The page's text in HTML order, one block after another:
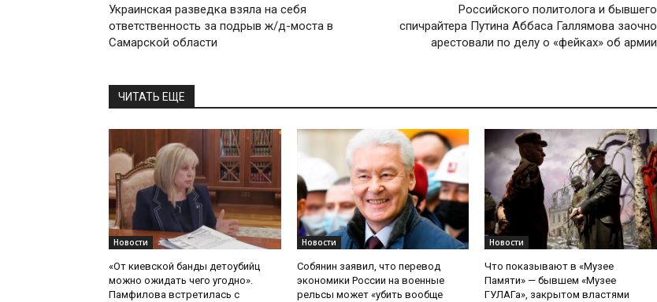
Украинская разведка взяла на себя
ответственность за подрыв ж/д-моста в
Самарской области
Российского политолога и бывшего
спичрайтера Путина Аббаса Галлямова заочно
арестовали по делу о «фейках» об армии
ЧИТАТЬ ЕЩЕ
Новости
«От киевской банды детоубийц
можно ожидать чего угодно».
Памфилова встретилась с
Новости
Собянин заявил, что перевод
экономики России на военные
рельсы может «убить вообще
Новости
Что показывают в «Музее
Памяти» — бывшем «Музее
ГУЛАГа», закрытом властями